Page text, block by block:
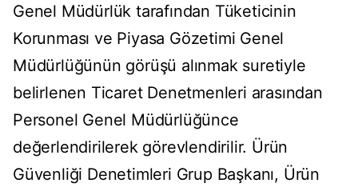
Genel Müdürlük tarafından Tüketicinin
Korunması ve Piyasa Gözetimi Genel
Müdürlüğünün görüşü alınmak suretiyle
belirlenen Ticaret Denetmenleri arasından
Personel Genel Müdürlüğünce
değerlendirilerek görevlendirilir. Ürün
Güvenliği Denetimleri Grup Başkanı, Ürün